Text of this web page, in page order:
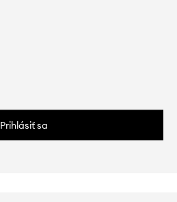
Prihlásiť sa